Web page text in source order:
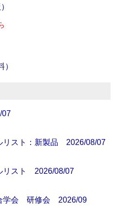
）
07
リスト：新製品 2026/08/07
リスト 2026/08/07
学会 研修会 2026/09